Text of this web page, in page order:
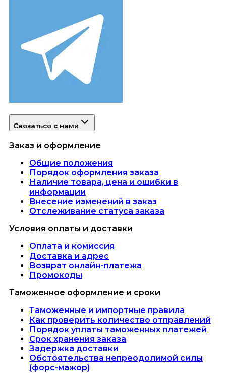
Связаться с нами
Заказ и оформление
Общие положения
Порядок оформления заказа
Наличие товара, цена и ошибки в
информации
Внесение изменений в заказ
Отслеживание статуса заказа
Условия оплаты и доставки
Оплата и комиссия
Доставка и адрес
Возврат онлайн-платежа
Промокоды
Таможенное оформление и сроки
Таможенные и импортные правила
Как проверить количество отправлений
Порядок уплаты таможенных платежей
Срок хранения заказа
Задержка доставки
Обстоятельства непреодолимой силы
(форс-мажор)